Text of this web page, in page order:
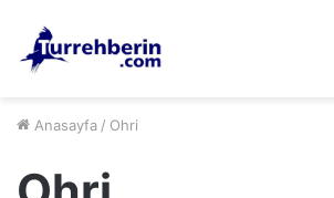
Anasayfa / Ohri